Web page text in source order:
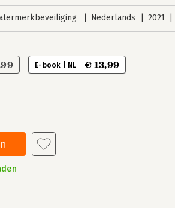
Nederlands 2021
E-book | NL € 13,99